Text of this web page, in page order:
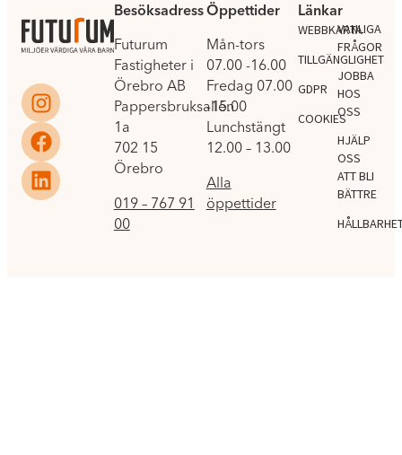
Besöksadress
Futurum
Fastigheter i
Örebro AB
Pappersbruksallén
1a
702 15
Örebro
019 – 767 91
00
Öppettider
Mån-tors
07.00 -16.00
Fredag 07.00
-15.00
Lunchstängt
12.00 – 13.00
Alla
öppettider
Länkar
WEBBKARTA
TILLGÄNGLIGHET
GDPR
COOKIES
.
VANLIGA
FRÅGOR
JOBBA
HOS
OSS
HJÄLP
OSS
ATT BLI
BÄTTRE